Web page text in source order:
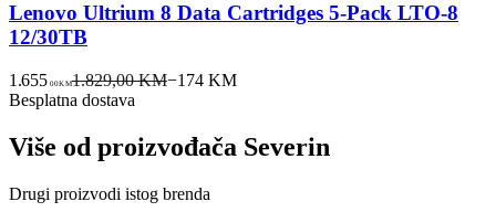
Lenovo Ultrium 8 Data Cartridges 5-Pack LTO-8
12/30TB
1.655 00KM1.829,00 KM−174KM
Besplatna dostava
Više od proizvođača Severin
Drugi proizvodi istog brenda